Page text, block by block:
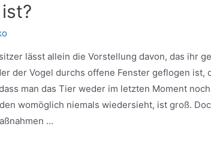
lässt allein die Vorstellung davon, das ihr
der Vogel durchs offene Fenster geflogen ist,
man das Tier weder im letzten Moment
womöglich niemals wiedersieht, ist groß.
…